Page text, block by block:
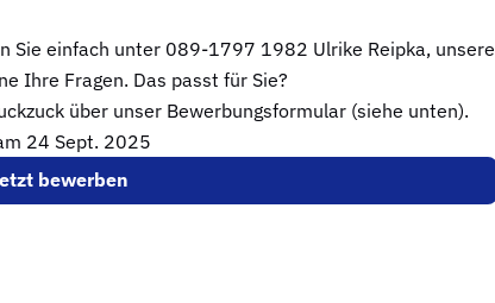
Sie einfach unter 089-1797 1982 Ulrike Reipka, unsere
Ihre Fragen. Das passt für Sie?
über unser Bewerbungsformular (siehe unten).
24 Sept. 2025
bewerben